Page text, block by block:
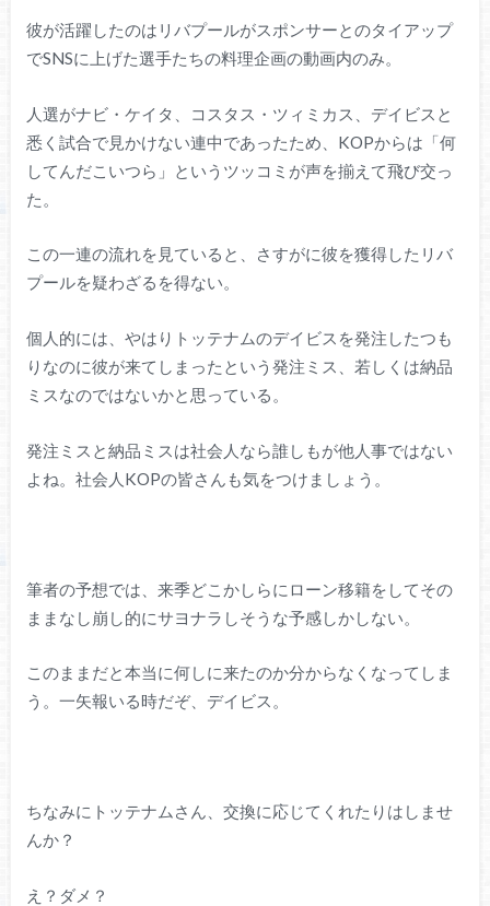
彼が活躍したのはリバプールがスポンサーとのタイアップ
でSNSに上げた選手たちの料理企画の動画内のみ。
人選がナビ・ケイタ、コスタス・ツィミカス、デイビスと
悉く試合で見かけない連中であったため、KOPからは「何
してんだこいつら」というツッコミが声を揃えて飛び交っ
た。
この一連の流れを見ていると、さすがに彼を獲得したリバ
プールを疑わざるを得ない。
個人的には、やはりトッテナムのデイビスを発注したつも
りなのに彼が来てしまったという発注ミス、若しくは納品
ミスなのではないかと思っている。
発注ミスと納品ミスは社会人なら誰しもが他人事ではない
よね。社会人KOPの皆さんも気をつけましょう。
筆者の予想では、来季どこかしらにローン移籍をしてその
ままなし崩し的にサヨナラしそうな予感しかしない。
このままだと本当に何しに来たのか分からなくなってしま
う。一矢報いる時だぞ、デイビス。
ちなみにトッテナムさん、交換に応じてくれたりはしませ
んか？
え？ダメ？